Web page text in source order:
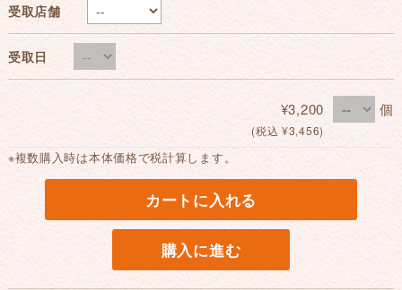
受取店舗
受取日
¥3,200
(税込 ¥3,456)
個
※複数購入時は本体価格で税計算します。
カートに入れる
購入に進む